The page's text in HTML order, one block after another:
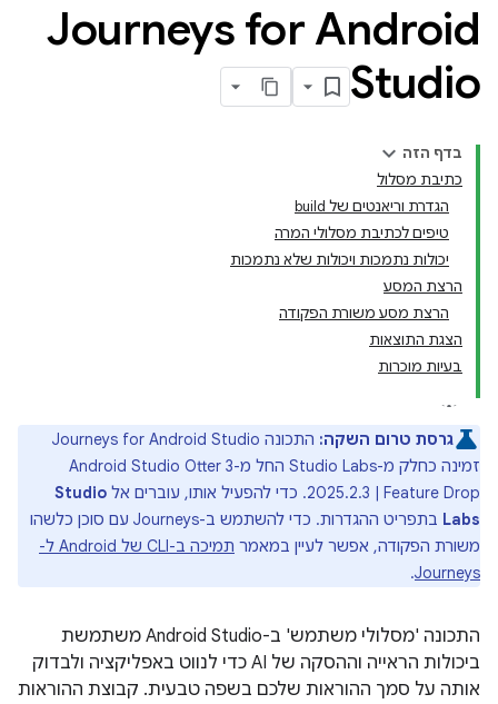
‫Journeys for Android
Studio
בדף הזה
כתיבת מסלול
הגדרת וריאנטים של build
טיפים לכתיבת מסלולי המרה
יכולות נתמכות ויכולות שלא נתמכות
הרצת המסע
הרצת מסע משורת הפקודה
הצגת התוצאות
בעיות מוכרות
גרסת טרום השקה:
התכונה Journeys for Android Studio
זמינה כחלק מ-Studio Labs החל מ-Android Studio Otter 3
Feature Drop‏ | 2025.2.3. כדי להפעיל אותו, עוברים אל
Studio
Labs
בתפריט ההגדרות. כדי להשתמש ב-Journeys עם סוכן כלשהו
משורת הפקודה, אפשר לעיין במאמר
תמיכה ב-CLI של Android ל-
Journeys
.
התכונה 'מסלולי משתמש' ב-Android Studio משתמשת
ביכולות הראייה וההסקה של AI כדי לנווט באפליקציה ולבדוק
אותה על סמך ההוראות שלכם בשפה טבעית. קבוצת ההוראות